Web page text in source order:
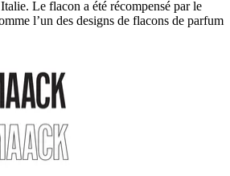
Le flacon a été récompensé par le
l’un des designs de flacons de parfum